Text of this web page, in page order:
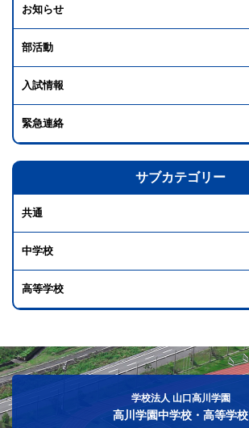
お知らせ
部活動
入試情報
緊急連絡
サブカテゴリー
共通
中学校
高等学校
学校法人 山口高川学園
高川学園中学校・高等学校